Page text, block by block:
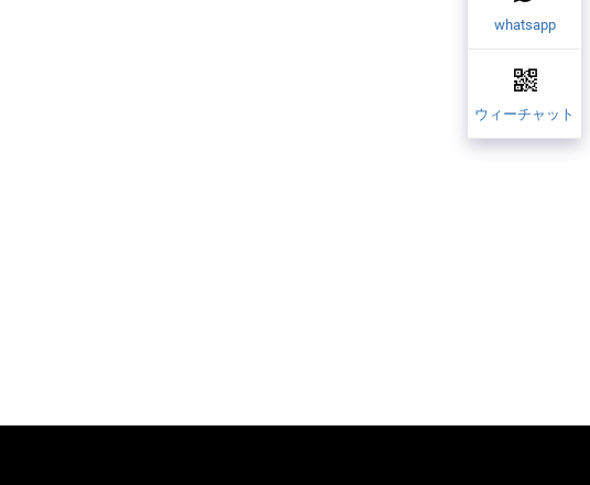
whatsapp
ウィーチャット